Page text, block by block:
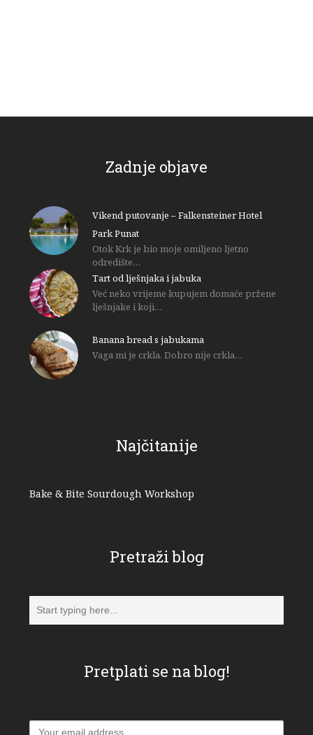
Zadnje objave
Vikend putovanje – Falkensteiner Hotel
Park Punat
Otok Krk je bio moje omiljeno ljetno
odredište…
Tart od lješnjaka i jabuka
Već neko vrijeme kupujem domaće pržene
lješnjake i koji…
Banana bread s jabukama
Vaga mi je crkla. Dobro nije crkla…
Najčitanije
Bake & Bite Sourdough Workshop
Pretraži blog
Pretplati se na blog!